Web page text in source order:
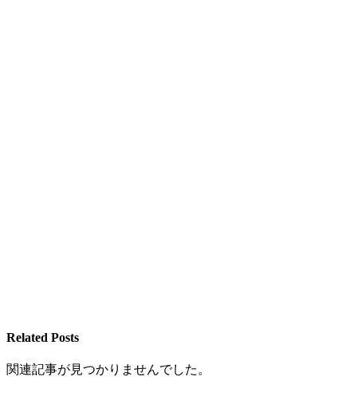
Related Posts
関連記事が見つかりませんでした。